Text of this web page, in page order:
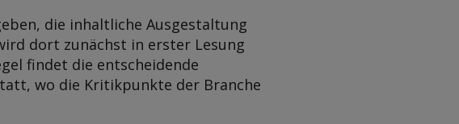
die inhaltliche Ausgestaltung
dort zunächst in erster Lesung
findet die entscheidende
wo die Kritikpunkte der Branche